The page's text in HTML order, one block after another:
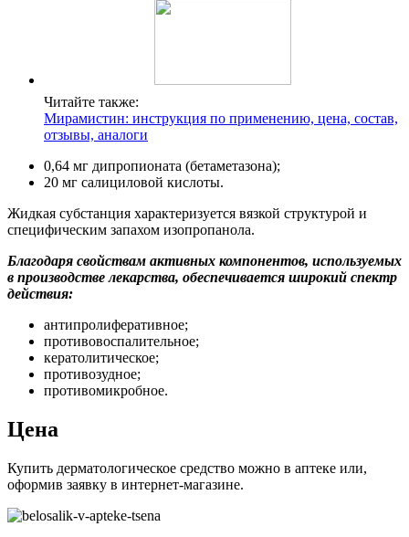
Читайте также:
Мирамистин: инструкция по применению, цена, состав,
отзывы, аналоги
0,64 мг дипропионата (бетаметазона);
20 мг салициловой кислоты.
Жидкая субстанция характеризуется вязкой структурой и
специфическим запахом изопропанола.
Благодаря свойствам активных компонентов, используемых
в производстве лекарства, обеспечивается широкий спектр
действия:
антипролиферативное;
противовоспалительное;
кератолитическое;
противозудное;
противомикробное.
Цена
Купить дерматологическое средство можно в аптеке или,
оформив заявку в интернет-магазине.